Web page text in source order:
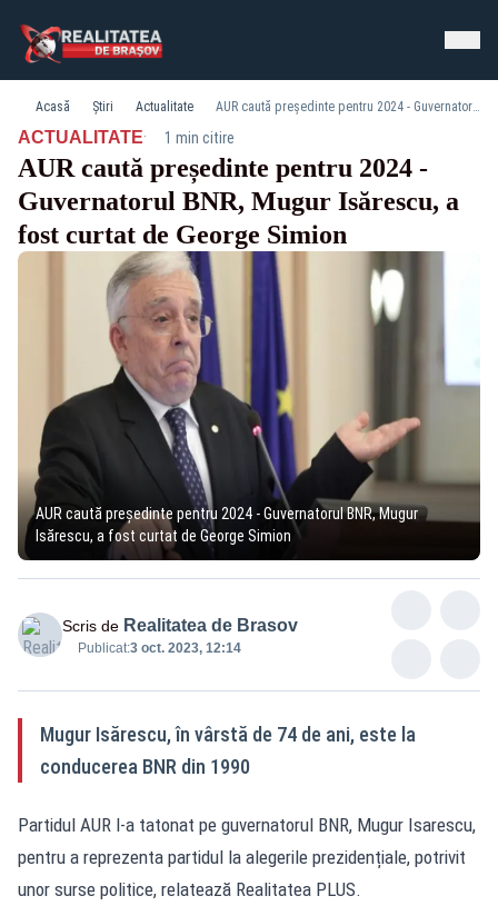
Acasă Știri Actualitate AUR caută președinte pentru 2024 - Guvernatorul BNR, Mugur Isărescu, a fost curtat de George Simion
ACTUALITATE· 1 min citire
AUR caută președinte pentru 2024 -
Guvernatorul BNR, Mugur Isărescu, a
fost curtat de George Simion
AUR caută președinte pentru 2024 - Guvernatorul BNR, Mugur
Isărescu, a fost curtat de George Simion
Scris de Realitatea de Brasov
Publicat:3 oct. 2023, 12:14
Mugur Isărescu, în vârstă de 74 de ani, este la
conducerea BNR din 1990
Partidul AUR l-a tatonat pe guvernatorul BNR, Mugur Isarescu,
pentru a reprezenta partidul la alegerile prezidențiale, potrivit
unor surse politice, relatează Realitatea PLUS.